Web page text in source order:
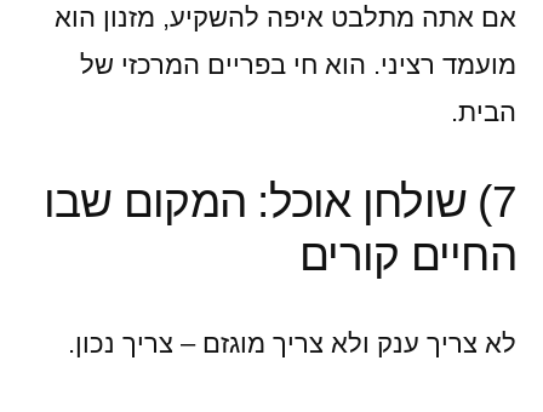
אם אתה מתלבט איפה להשקיע, מזנון הוא
מועמד רציני. הוא חי בפריים המרכזי של
הבית.
7) שולחן אוכל: המקום שבו
החיים קורים
לא צריך ענק ולא צריך מוגזם – צריך נכון.